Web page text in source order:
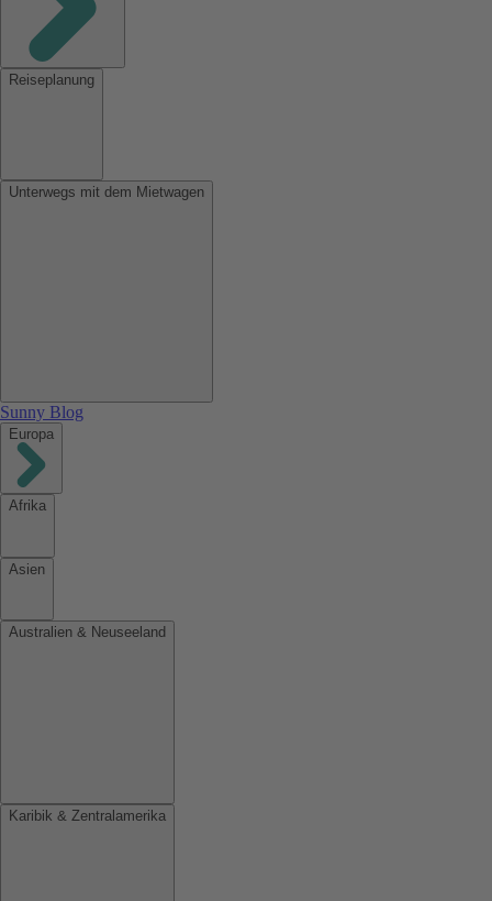
Reiseplanung
Unterwegs mit dem Mietwagen
Sunny Blog
Europa
Afrika
Asien
Australien & Neuseeland
Karibik & Zentralamerika